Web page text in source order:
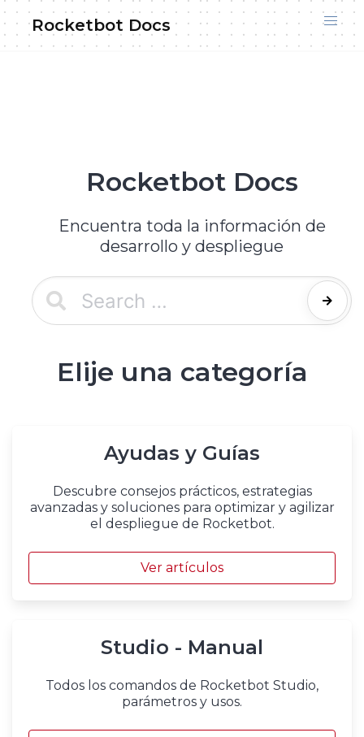
Skip
to
content
Rocketbot Docs
Rocketbot Docs
Encuentra toda la información de
desarrollo y despliegue
Elije una categoría
Ayudas y Guías
Descubre consejos prácticos, estrategias
avanzadas y soluciones para optimizar y agilizar
el despliegue de Rocketbot.
Ver artículos
Studio - Manual
Todos los comandos de Rocketbot Studio,
parámetros y usos.